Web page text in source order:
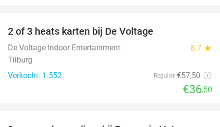
2 of 3 heats karten bij De Voltage
De Voltage Indoor Entertainment 8.7 star
Tilburg
Verkocht: 1.552
Regulier €57,50
€36,50